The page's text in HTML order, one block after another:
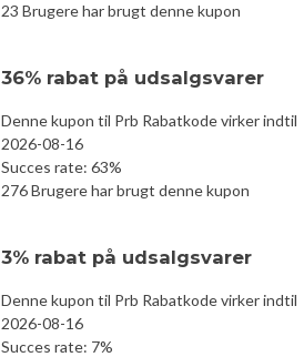
23 Brugere har brugt denne kupon
36% rabat på udsalgsvarer
Denne kupon til Prb Rabatkode virker indtil
2026-08-16
Succes rate: 63%
276 Brugere har brugt denne kupon
3% rabat på udsalgsvarer
Denne kupon til Prb Rabatkode virker indtil
2026-08-16
Succes rate: 7%